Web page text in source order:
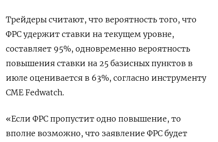
Трейдеры считают, что вероятность того, что
ФРС удержит ставки на текущем уровне,
составляет 95%, одновременно вероятность
повышения ставки на 25 базисных пунктов в
июле оценивается в 63%, согласно инструменту
CME Fedwatch.
«Если ФРС пропустит одно повышение, то
вполне возможно, что заявление ФРС будет